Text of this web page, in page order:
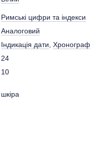
Римські цифри та індекси
Аналоговий
Індикація дати Хронограф
24
10
шкіра